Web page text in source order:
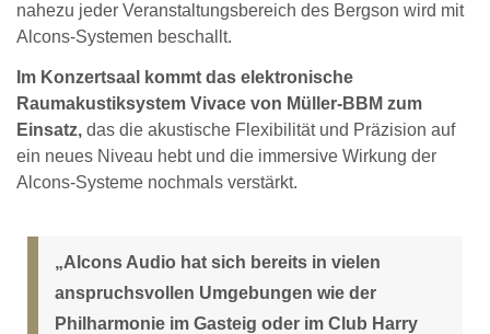
nahezu jeder Veranstaltungsbereich des Bergson wird mit
Alcons-Systemen beschallt.
Im Konzertsaal kommt das elektronische
Raumakustiksystem Vivace von Müller-BBM zum
Einsatz, das die akustische Flexibilität und Präzision auf
ein neues Niveau hebt und die immersive Wirkung der
Alcons-Systeme nochmals verstärkt.
„Alcons Audio hat sich bereits in vielen
anspruchsvollen Umgebungen wie der
Philharmonie im Gasteig oder im Club Harry